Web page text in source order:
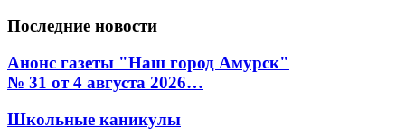
Последние новости
Анонс газеты "Наш город Амурск"
№ 31 от 4 августа 2026…
Школьные каникулы